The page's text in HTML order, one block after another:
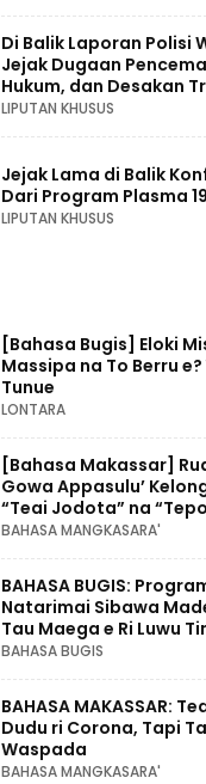
Di Balik Laporan Polisi
Jejak Dugaan
Hukum, dan Desakan
LIPUTAN KHUSUS
Jejak Lama di Balik
Dari Program Plasma
LIPUTAN KHUSUS
[Bahasa Bugis] ‎Eloki
Massipa na To Berru
Tunue
LONTARA
[Bahasa Makassar]
Gowa Appasulu’
“Teai Jodota” na
BAHASA MANGKASARA'
BAHASA BUGIS:
Natarimai Sibawa
Tau Maega e Ri Luwu
BAHASA BUGIS
BAHASA MAKASSAR:
Dudu ri Corona, Tapi
Waspada
BAHASA MANGKASARA'